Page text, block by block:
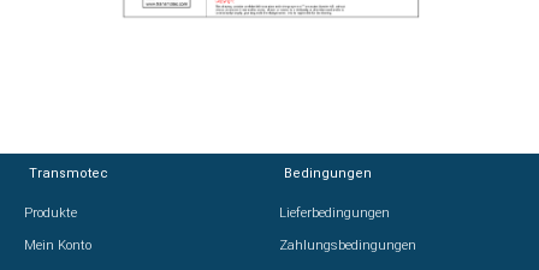
Transmotec
Produkte
Mein Konto
Bedingungen
Lieferbedingungen
Zahlungsbedingungen
Transmotec
Produkte
Mein Konto
Bedingungen
Lieferbedingungen
Zahlungsbedingungen